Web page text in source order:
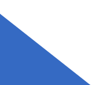
Academy: Cloud
ECTS credits)